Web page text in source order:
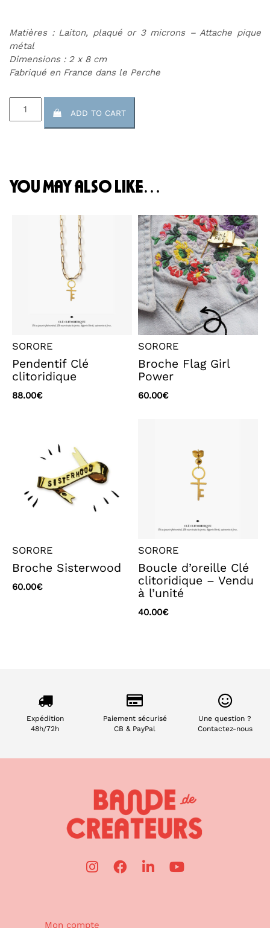
Matières : Laiton, plaqué or 3 microns – Attache pique
métal
Dimensions : 2 x 8 cm
Fabriqué en France dans le Perche
Symbole
ADD TO CART
you may also like…
SORORE
Pendentif Clé
clitoridique
88.00€
SORORE
Broche Flag Girl
Power
60.00€
SORORE
Broche Sisterwood
60.00€
SORORE
Boucle d’oreille Clé
clitoridique – Vendu
à l’unité
40.00€
Expédition
48h/72h
Paiement sécurisé
CB & PayPal
Une question ?
Contactez-nous
Mon compte